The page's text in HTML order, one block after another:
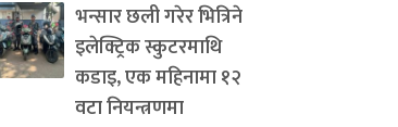
भन्सार छली गरेर भित्रिने
इलेक्ट्रिक स्कुटरमाथि
कडाइ, एक महिनामा १२
वटा नियन्त्रणमा